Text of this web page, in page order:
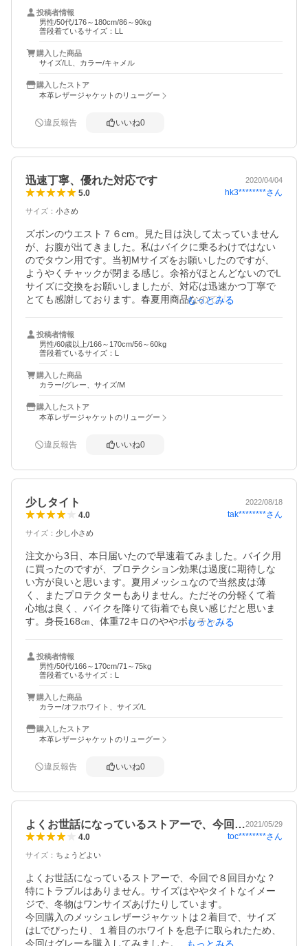
マンスも最高！対応も品質も最高です。
投稿者情報
男性/50代/176～180cm/86～90kg
普段着ているサイズ：LL
購入した商品
サイズ/LL、カラー/キャメル
購入したストア
本革レザージャケットのリューグー
違反報告 いいね0
迅速丁寧、優れた対応です 2020/04/04
5.0 hk3********さん
サイズ ： 小さめ
ズボンのウエスト７６cm。見た目は決して太っていません
が、お腹が出てきました。私はバイクに乗るわけではない
のでタウン用です。当初Mサイズをお願いしたのですが、
ようやくチャックが閉まる感じ。余裕がほとんどないのでL
サイズに交換をお願いしましたが、対応は迅速かつ丁寧で
とても感謝しております。春夏用商品なので試着しただけ
また利用したいショップです。
もっとみる
投稿者情報
男性/60歳以上/166～170cm/56～60kg
普段着ているサイズ：L
購入した商品
カラー/グレー、サイズ/M
購入したストア
本革レザージャケットのリューグー
違反報告 いいね0
少しタイト 2022/08/18
4.0 tak********さん
サイズ ： 少し小さめ
注文から3日、本日届いたので早速着てみました。バイク用
に買ったのですが、プロテクション効果は過度に期待しな
い方が良いと思います。夏用メッシュなので当然皮は薄
く、またプロテクターもありません。ただその分軽くて着
心地は良く、バイクを降りて街着でも良い感じだと思いま
す。身長168㎝、体重72キロのややポッチャリ体型でLサイ
だと思います。
もっとみる
投稿者情報
男性/50代/166～170cm/71～75kg
普段着ているサイズ：L
購入した商品
カラー/オフホワイト、サイズ/L
購入したストア
本革レザージャケットのリューグー
違反報告 いいね0
よくお世話になっているストアーで、今回…2021/05/29
4.0 toc********さん
サイズ ： ちょうどよい
よくお世話になっているストアーで、今回で８回目かな？
特にトラブルはありません。サイズはややタイトなイメー
ジで、冬物はワンサイズあげたりしています。
今回購入のメッシュレザージャケットは２着目で、サイズ
はLでぴったり、１着目のホワイトを息子に取られたため、
今回はグレーを購入してみました。